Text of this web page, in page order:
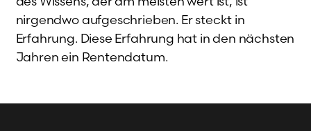
nirgendwo aufgeschrieben. Er steckt in
Erfahrung. Diese Erfahrung hat in den nächsten
Jahren ein Rentendatum.